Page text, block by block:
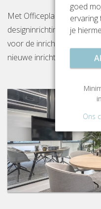
Met Officeplanner huur,
designinrichtingspakket
voor de inrichting van
nieuwe inrichting gereed
goed
ervaring
je
Ons